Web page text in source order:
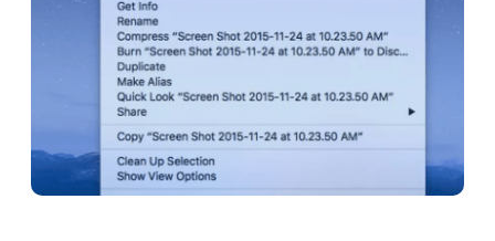
你几乎完成。